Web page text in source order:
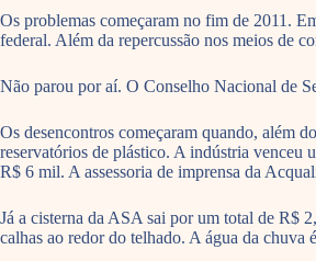
Os problemas começaram no fim de 2011.
federal. Além da repercussão nos meios de
Não parou por aí. O Conselho Nacional de
Os desencontros começaram quando, além
reservatórios de plástico. A indústria venceu
R$ 6 mil. A assessoria de imprensa da
Já a cisterna da ASA sai por um total de R$
calhas ao redor do telhado. A água da chuva